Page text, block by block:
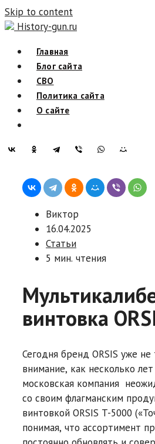
Skip to content
History-gun.ru
Главная
Блог сайта
СВО
Политика сайта
О сайте
Виктор
16.04.2025
Статьи
5 мин. чтения
винтовка
Сегодня бренд ORSIS уже не
внимание, как несколько
московская компания
со своим флагманским
винтовкой ORSIS T-5000
понимая, что ассортимент